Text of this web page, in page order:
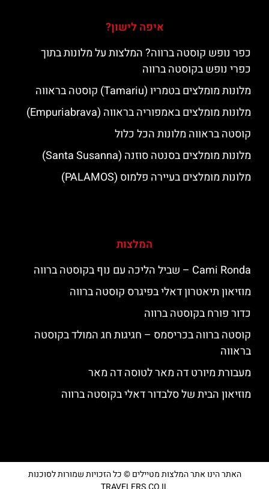
איפה לישון?
כפר נופש קוסטה ברווה? המלצות על מלונות בתוך
כפרי נופש בקוסטה ברווה
מלונות מומלצים בטמריו (Tamariu) קוסטה בראווה
מלונות מומלצים באמפוריה בראווה (Empuriabrava)
קוסטה בראווה מלונות הכל כלול
מלונות מומלצים בסנטה סוזנה (Santa Susanna)
מלונות מומלצים בעיירה פלמוס (PALAMOS)
המלצות
‪‪Cami Ronda‬‬ – שביל הליכה עם נוף בקוסטה ברווה
מוזיאון תיאטרון דאלי בפיגרס קוסטה ברווה
כדור פורח בקוסטה ברווה
קוסטה ברווה בכריסמס – חגיגות חג המולד בקוסטה
בראווה
מעבורת מיורט דה מאר לטוסה דה מאר
מוזיאון הבית של סלבדור דאלי בקוסטה ברווה
האתר הינו אתר המלצות מטיילים © כל הזכויות שמורות לסוכנות